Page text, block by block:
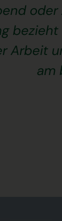
oder
Arbeit
am